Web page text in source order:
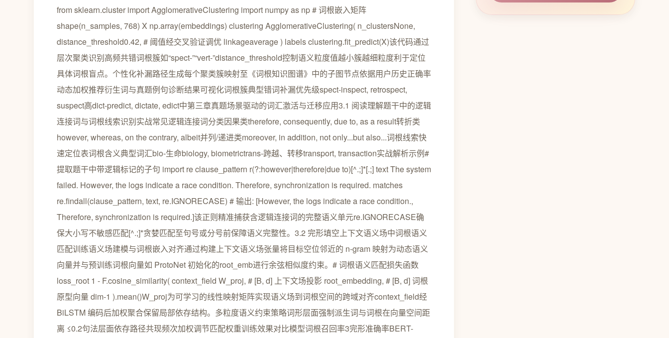
from sklearn.cluster import AgglomerativeClustering import numpy as np # 词根嵌入矩阵
shape(n_samples, 768) X np.array(embeddings) clustering AgglomerativeClustering( n_clustersNone,
distance_threshold0.42, # 阈值经交叉验证调优 linkageaverage ) labels clustering.fit_predict(X)该代码通过
层次聚类识别高频共错词根簇如“spect-”“vert-”distance_threshold控制语义粒度值越小簇越细粒度利于定位
具体词根盲点。个性化补漏路径生成每个聚类簇映射至《词根知识图谱》中的子图节点依据用户历史正确率
动态加权推荐衍生词与真题例句诊断结果可视化词根簇典型错词补漏优先级spect-inspect, retrospect,
suspect高dict-predict, dictate, edict中第三章真题场景驱动的词汇激活与迁移应用3.1 阅读理解题干中的逻辑
连接词与词根线索识别实战常见逻辑连接词分类因果类therefore, consequently, due to, as a result转折类
however, whereas, on the contrary, albeit并列/递进类moreover, in addition, not only...but also...词根线索快
速定位表词根含义典型词汇bio-生命biology, biometrictrans-跨越、转移transport, transaction实战解析示例#
提取题干中带逻辑标记的子句 import re clause_pattern r(?:however|therefore|due to)[^.;]*[.;] text The system
failed. However, the logs indicate a race condition. Therefore, synchronization is required. matches
re.findall(clause_pattern, text, re.IGNORECASE) # 输出: [However, the logs indicate a race condition.,
Therefore, synchronization is required.]该正则精准捕获含逻辑连接词的完整语义单元re.IGNORECASE确
保大小写不敏感匹配[^.;]*贪婪匹配至句号或分号前保障语义完整性。3.2 完形填空上下文语义场中词根语义
匹配训练语义场建模与词根嵌入对齐通过构建上下文语义场张量将目标空位邻近的 n-gram 映射为动态语义
向量并与预训练词根向量如 ProtoNet 初始化的root_emb进行余弦相似度约束。# 词根语义匹配损失函数
loss_root 1 - F.cosine_similarity( context_field W_proj, # [B, d] 上下文场投影 root_embedding, # [B, d] 词根
原型向量 dim-1 ).mean()W_proj为可学习的线性映射矩阵实现语义场到词根空间的跨域对齐context_field经
BiLSTM 编码后加权聚合保留局部依存结构。多粒度语义约束策略词形层面强制派生词与词根在向量空间距
离 ≤0.2句法层面依存路径共现频次加权调节匹配权重训练效果对比模型词根召回率3完形准确率BERT-